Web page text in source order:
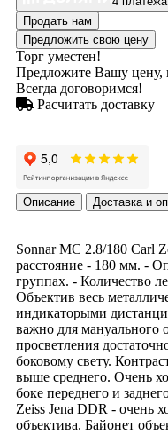
Продать нам
Предложить свою цену
Торг уместен!
Предложите Вашу цену,
Всегда договоримся!
Расчитать доставку
Описание Доставка и
Sonnar МС 2.8/180 Carl
расстояние - 180 мм. -
группах. - Количество
Объектив весь
индикаторыми
важно для мануального
просветления
боковому свету.
выше среднего. Очень
боке переднего и
Zeiss Jena DDR - очень
объектива. Байонет